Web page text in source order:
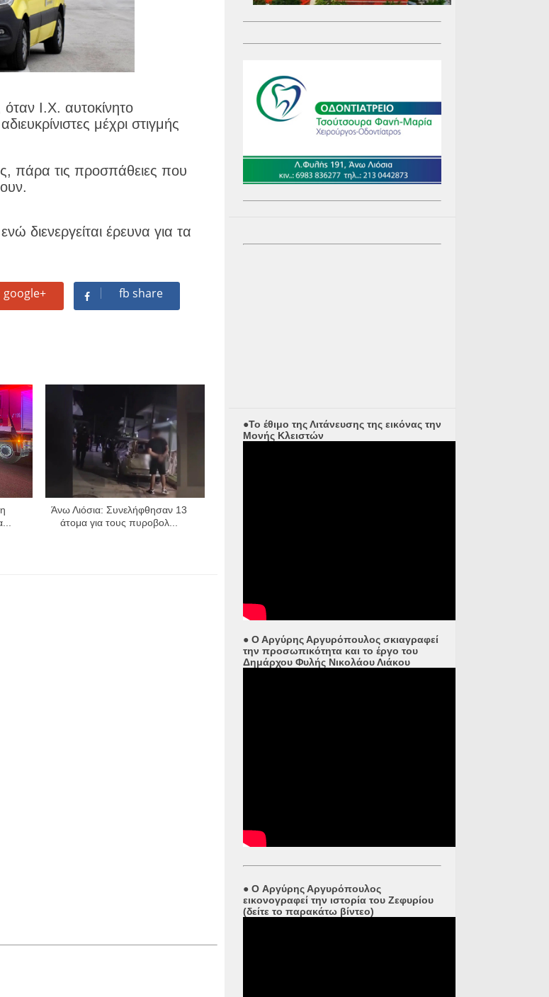
Ι.Χ. αυτοκίνητο
μέχρι στιγμής
πάρα τις προσπάθειες που
διενεργείται έρευνα για τα
google+ fb share
Άνω Λιόσια: Συνελήφθησαν 13
άτομα για τους πυροβολ...
●Το έθιμο της Λιτάνευσης της εικόνας την
Μονής Κλειστών
● Ο Αργύρης Αργυρόπουλος σκιαγραφεί
την προσωπικότητα και το έργο του
Δημάρχου Φυλής Νικολάου Λιάκου
● O Αργύρης Αργυρόπουλος
εικονογραφεί την ιστορία του Ζεφυρίου
(δείτε το παρακάτω βίντεο)